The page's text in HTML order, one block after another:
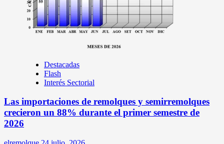
Destacadas
Flash
Interés Sectorial
Las importaciones de remolques y semirremolques
crecieron un 88% durante el primer semestre de
2026